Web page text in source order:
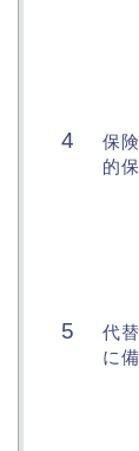
保
的
代
に